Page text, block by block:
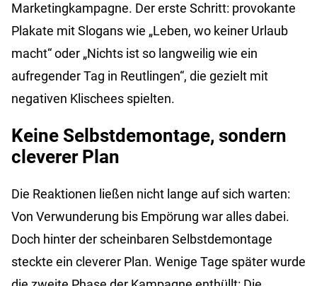
Marketingkampagne. Der erste Schritt: provokante
Plakate mit Slogans wie „Leben, wo keiner Urlaub
macht“ oder „Nichts ist so langweilig wie ein
aufregender Tag in Reutlingen“, die gezielt mit
negativen Klischees spielten.
Keine Selbstdemontage, sondern
cleverer Plan
Die Reaktionen ließen nicht lange auf sich warten:
Von Verwunderung bis Empörung war alles dabei.
Doch hinter der scheinbaren Selbstdemontage
steckte ein cleverer Plan. Wenige Tage später wurde